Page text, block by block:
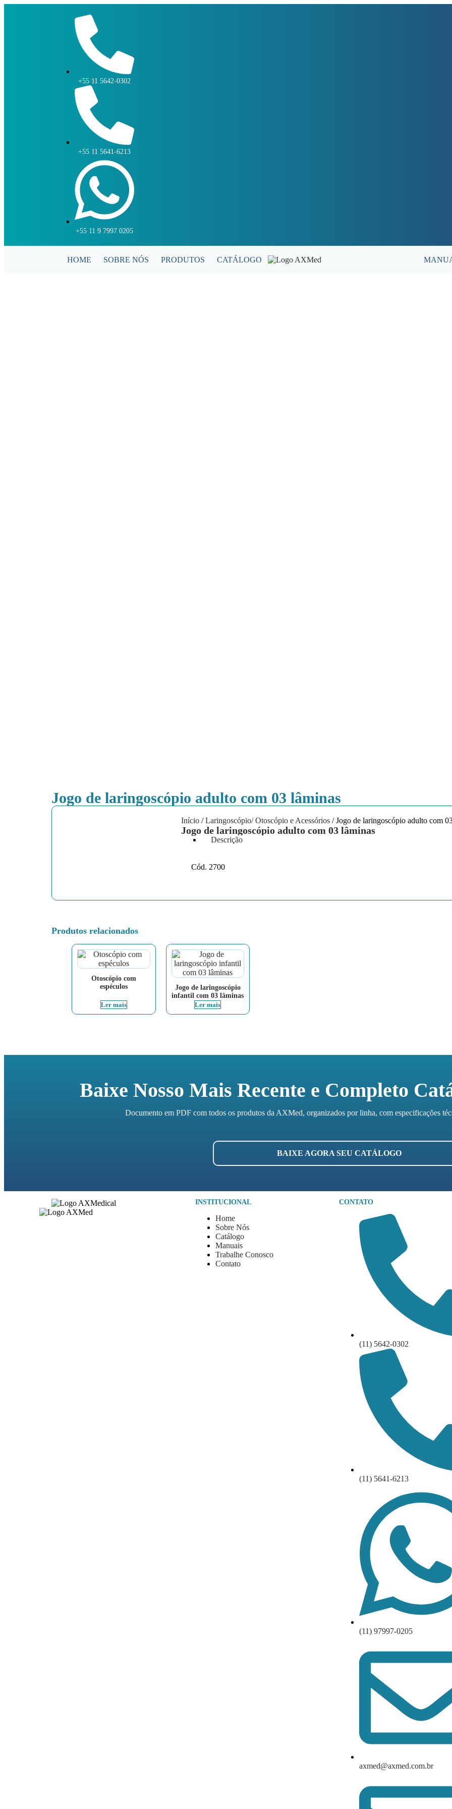
+55 11 5642-0302
+55 11 5641-6213
+55 11 9 7997 0205
HOME SOBRE NÓS PRODUTOS CATÁLOGO
Jogo de laringoscópio adulto com 03 lâminas
Início/Laringoscópio/ Otoscópio e Acessórios/ Jogo de laringoscópio adulto com
Jogo de laringoscópio adulto com 03 lâminas
Descrição
Cód. 2700
Produtos relacionados
Otoscópio com
espéculos
Ler mais
Jogo de laringoscópio
infantil com 03 lâminas
Ler mais
Baixe Nosso Mais Recente e Completo
Documento em PDF com todos os produtos da AXMed, organizados por linha, com especificações
BAIXE AGORA SEU CATÁLOGO
INSTITUCIONAL
Home
Sobre Nós
Catálogo
Manuais
Trabalhe Conosco
Contato
CONTATO
(11) 5642-0302
(11) 5641-6213
(11) 97997-0205
axmed@axmed.com.br